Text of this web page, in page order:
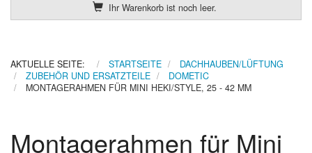
Ihr Warenkorb ist noch leer.
AKTUELLE SEITE: STARTSEITE
DACHHAUBEN/LÜFTUNG
ZUBEHÖR UND ERSATZTEILE
DOMETIC
MONTAGERAHMEN FÜR MINI HEKI/STYLE, 25 - 42 MM
Montagerahmen für Mini